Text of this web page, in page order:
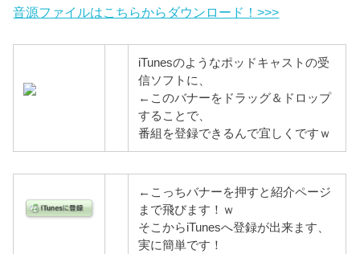
音源ファイルはこちらからダウンロード！>>>
iTunesのようなポッドキャストの受
信ソフトに、
←このバナーをドラッグ＆ドロップ
することで、
番組を登録できるんで宜しくですｗ
←こっちバナーを押すと紹介ページ
まで飛びます！ｗ
そこからiTunesへ登録が出来ます、
実に簡単です！